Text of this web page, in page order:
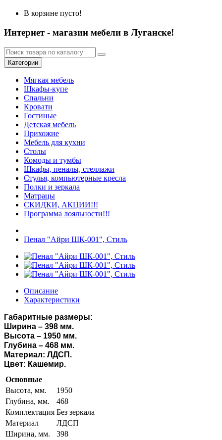
В корзине пусто!
Интернет - магазин мебели в Луганске!
Категории
Мягкая мебель
Шкафы-купе
Спальни
Кровати
Гостиные
Детская мебель
Прихожие
Мебель для кухни
Столы
Комоды и тумбы
Шкафы, пеналы, стеллажи
Стулья, компьютерные кресла
Полки и зеркала
Матрацы
СКИДКИ, АКЦИИ!!!
Программа лояльности!!!
Пенал "Айри ШК-001", Стиль
Описание
Характеристики
Габаритные размеры:
Ширина – 398 мм.
Высота – 1950 мм.
Глубина – 468 мм.
Материал: ЛДСП.
Цвет: Кашемир.
Основные
Высота, мм.
1950
Глубина, мм.
468
Комплектация Без зеркала
Материал
ЛДСП
Ширина, мм.
398